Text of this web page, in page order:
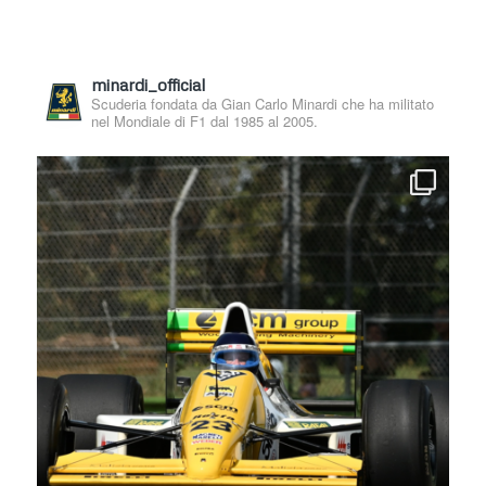
minardi_official
Scuderia fondata da Gian Carlo Minardi che ha militato
nel Mondiale di F1 dal 1985 al 2005.